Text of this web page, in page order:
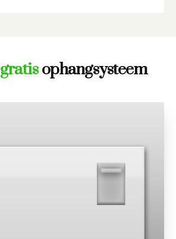
gratisophangsysteem